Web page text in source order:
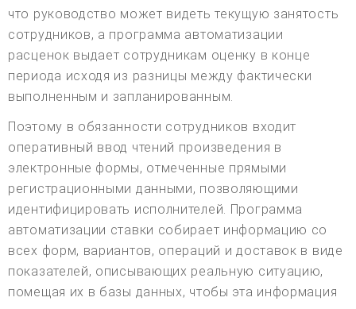
что руководство может видеть текущую занятость
сотрудников, а программа автоматизации
расценок выдает сотрудникам оценку в конце
периода исходя из разницы между фактически
выполненным и запланированным.
Поэтому в обязанности сотрудников входит
оперативный ввод чтений произведения в
электронные формы, отмеченные прямыми
регистрационными данными, позволяющими
идентифицировать исполнителей. Программа
автоматизации ставки собирает информацию со
всех форм, вариантов, операций и доставок в виде
показателей, описывающих реальную ситуацию,
помещая их в базы данных, чтобы эта информация